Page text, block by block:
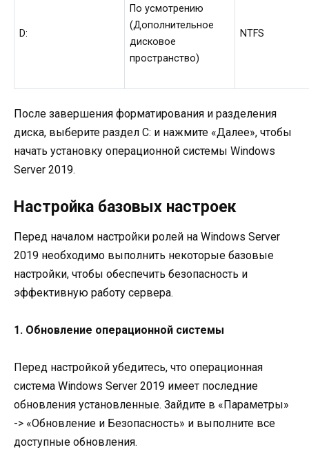
D:
По усмотрению
(Дополнительное
дисковое
пространство)
NTFS
После завершения форматирования и разделения
диска, выберите раздел C: и нажмите «Далее», чтобы
начать установку операционной системы Windows
Server 2019.
Настройка базовых настроек
Перед началом настройки ролей на Windows Server
2019 необходимо выполнить некоторые базовые
настройки, чтобы обеспечить безопасность и
эффективную работу сервера.
1. Обновление операционной системы
Перед настройкой убедитесь, что операционная
система Windows Server 2019 имеет последние
обновления установленные. Зайдите в «Параметры»
-> «Обновление и Безопасность» и выполните все
доступные обновления.